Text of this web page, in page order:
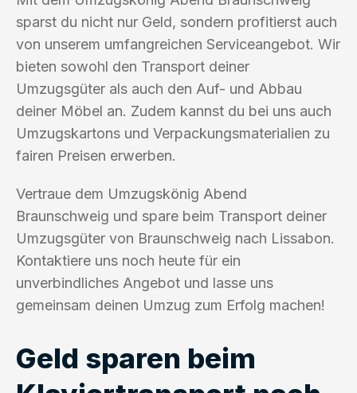
sparst du nicht nur Geld, sondern profitierst auch
von unserem umfangreichen Serviceangebot. Wir
bieten sowohl den Transport deiner
Umzugsgüter als auch den Auf- und Abbau
deiner Möbel an. Zudem kannst du bei uns auch
Umzugskartons und Verpackungsmaterialien zu
fairen Preisen erwerben.
Vertraue dem Umzugskönig Abend
Braunschweig und spare beim Transport deiner
Umzugsgüter von Braunschweig nach Lissabon.
Kontaktiere uns noch heute für ein
unverbindliches Angebot und lasse uns
gemeinsam deinen Umzug zum Erfolg machen!
Geld sparen beim